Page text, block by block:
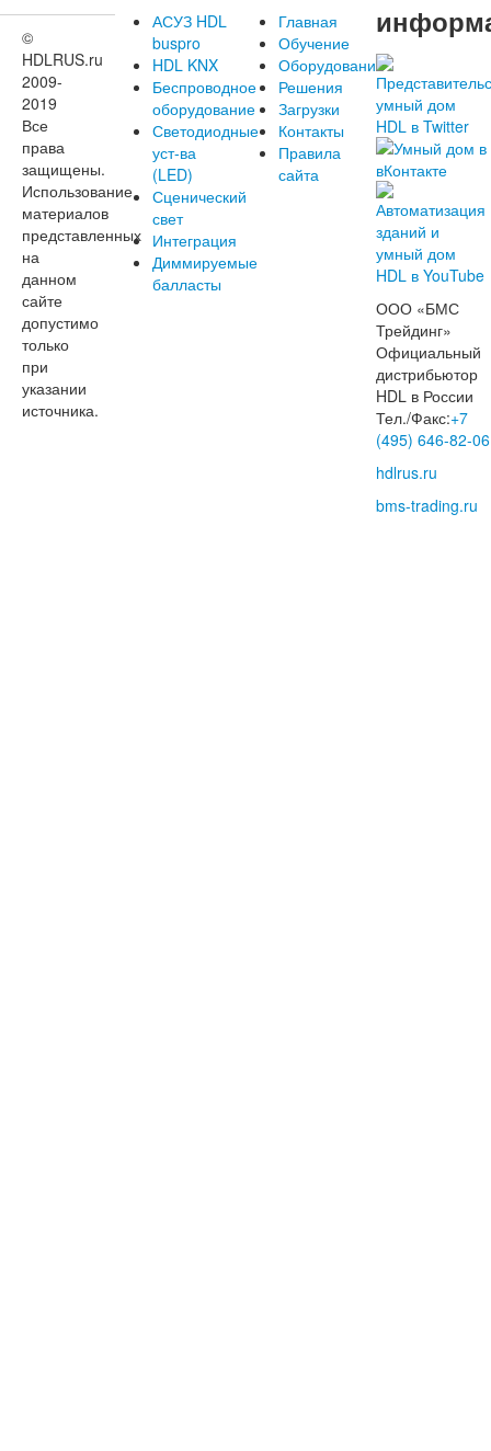
©
HDLRUS.ru
2009-
2019
Все
права
защищены.
Использование
материалов
представленных
на
данном
сайте
допустимо
только
при
указании
источника.
АСУЗ HDL
buspro
HDL KNX
Беспроводное
оборудование
Светодиодные
уст-ва
(LED)
Сценический
свет
Интеграция
Диммируемые
балласты
Главная
Обучение
Оборудование
Решения
Загрузки
Контакты
Правила
сайта
ООО «БМС
Трейдинг»
Официальный
дистрибьютор
HDL в России
Тел./Факс:+7
(495) 646-82-06
hdlrus.ru
bms-trading.ru